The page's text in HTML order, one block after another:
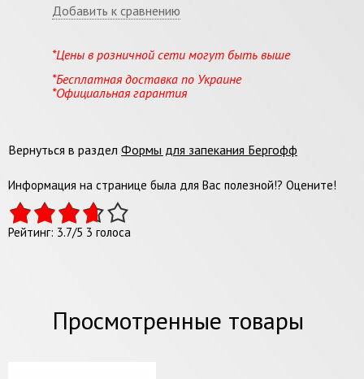
Добавить к сравнению
*Цены в розничной сети могут быть выше
*Бесплатная доставка по Украине
*Официальная гарантия
Вернуться в раздел Формы для запекания Бергофф
Информация на странице была для Вас полезной!? Оцените!
Рейтинг: 3.7/5 3 голоса
Просмотренные товары